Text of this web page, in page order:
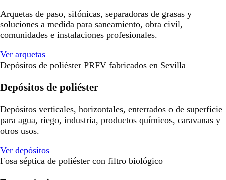
Arquetas de paso, sifónicas, separadoras de grasas y
soluciones a medida para saneamiento, obra civil,
comunidades e instalaciones profesionales.
Ver arquetas
Depósitos de poliéster PRFV fabricados en Sevilla
Depósitos de poliéster
Depósitos verticales, horizontales, enterrados o de superficie
para agua, riego, industria, productos químicos, caravanas y
otros usos.
Ver depósitos
Fosa séptica de poliéster con filtro biológico